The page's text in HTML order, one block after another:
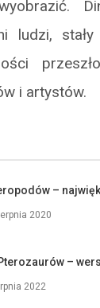
ludzi,
i artystów.
–
2020
–
2022